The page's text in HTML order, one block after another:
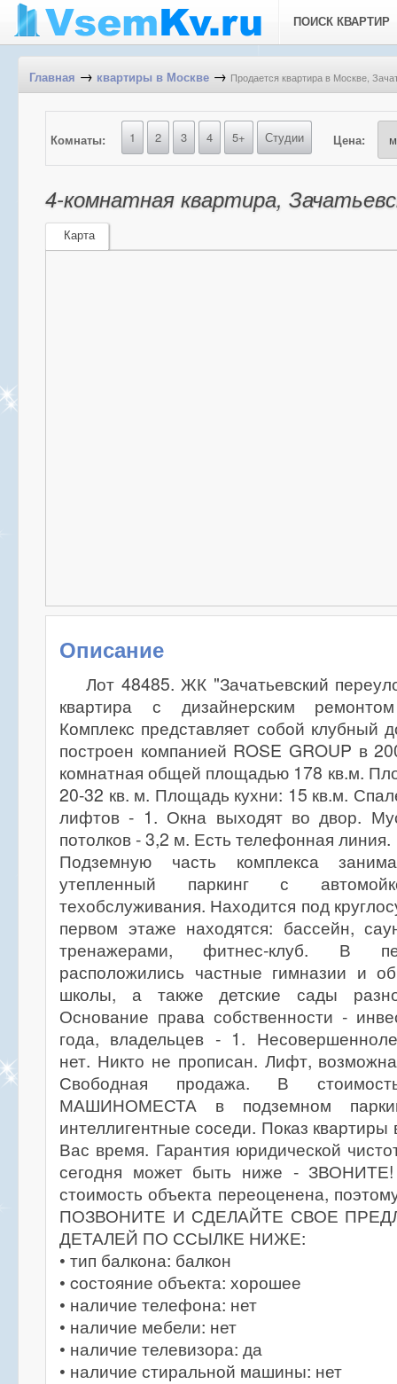
ПОИСК КВАРТИР
Главная → квартиры в Москве → Продается квартира в Москве,
Комнаты: 1 2 3 4 5+ Студии Цена:
4-комнатная квартира,
Карта
Описание
Лот 48485. ЖК "Зачатьевский
квартира с дизайнерским
Комплекс представляет собой клубный
построен компанией ROSE GROUP в
комнатная общей площадью 178 кв.м.
20-32 кв. м. Площадь кухни: 15 кв.м.
лифтов - 1. Окна выходят во двор.
потолков - 3,2 м. Есть телефонная линия.
Подземную часть комплекса
утепленный паркинг с
техобслуживания. Находится под
первом этаже находятся: бассейн,
тренажерами, фитнес-клуб. В
расположились частные гимназии и
школы, а также детские сады
Основание права собственности -
года, владельцев - 1.
нет. Никто не прописан. Лифт,
Свободная продажа. В
МАШИНОМЕСТА в подземном
интеллигентные соседи. Показ
Вас время. Гарантия юридической
сегодня может быть ниже -
стоимость объекта переоценена,
ПОЗВОНИТЕ И СДЕЛАЙТЕ СВОЕ
ДЕТАЛЕЙ ПО ССЫЛКЕ НИЖЕ:
• тип балкона: балкон
• cостояние объекта: хорошее
• наличие телефона: нет
• наличие мебели: нет
• наличие телевизора: да
• наличие стиральной машины: нет